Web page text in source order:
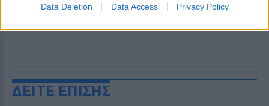
Data Deletion Data Access Privacy Policy
ΔΕΙΤΕ ΕΠΙΣΗΣ